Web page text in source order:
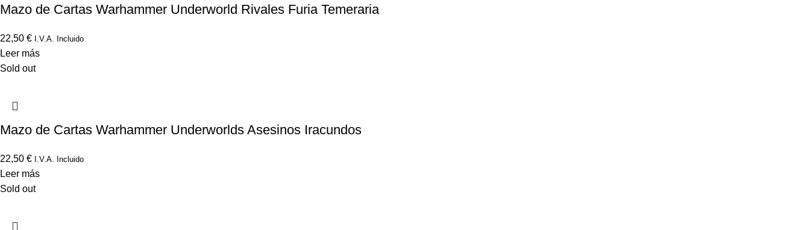
Mazo de Cartas Warhammer Underworld Rivales Furia Temeraria
22,50 € I.V.A. Incluido
Leer más
Sold out
Mazo de Cartas Warhammer Underworlds Asesinos Iracundos
22,50 € I.V.A. Incluido
Leer más
Sold out